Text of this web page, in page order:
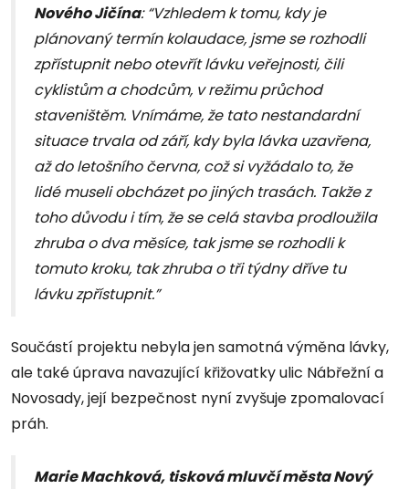
Nového Jičína: “Vzhledem k tomu, kdy je
plánovaný termín kolaudace, jsme se rozhodli
zpřístupnit nebo otevřít lávku veřejnosti, čili
cyklistům a chodcům, v režimu průchod
staveništěm. Vnímáme, že tato nestandardní
situace trvala od září, kdy byla lávka uzavřena,
až do letošního června, což si vyžádalo to, že
lidé museli obcházet po jiných trasách. Takže z
toho důvodu i tím, že se celá stavba prodloužila
zhruba o dva měsíce, tak jsme se rozhodli k
tomuto kroku, tak zhruba o tři týdny dříve tu
lávku zpřístupnit.”
Součástí projektu nebyla jen samotná výměna lávky,
ale také úprava navazující křižovatky ulic Nábřežní a
Novosady, její bezpečnost nyní zvyšuje zpomalovací
práh.
Marie Machková, tisková mluvčí města Nový